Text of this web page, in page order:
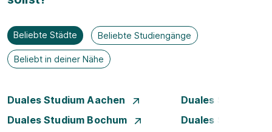
Beliebte Städte Beliebte Studiengänge
Beliebt in deiner Nähe
Duales Studium Aachen
Duales Studium
Duales Studium Bochum
Duales Studium